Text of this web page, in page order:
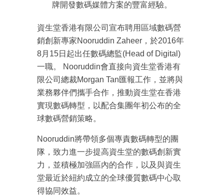
牌開發數碼媒體方案的豐富經驗。
資生堂香港有限公司宣布聘用區域數碼營
銷創新專家Nooruddin Zaheer，於2016年
8月15日起出任數碼總監(Head of Digital)
一職。 Nooruddin會直接向資生堂香港有
限公司總裁Morgan Tan匯報工作，並將與
業務夥伴們攜手合作，推動資生堂在香港
實現數碼轉型，以配合集團年初公布的全
球數碼營銷策略。
Nooruddin將帶領多個專責數碼轉型的團
隊，致力進一步提高資生堂的數碼創新實
力，並積極加強區內的合作，以及與資生
堂最近於紐約成立的全球優質數碼中心取
得協同效益。